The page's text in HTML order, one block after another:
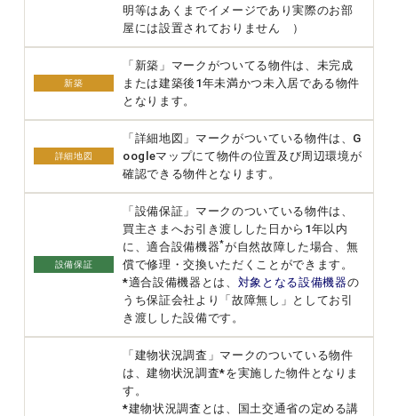
明等はあくまでイメージであり実際のお部
屋には設置されておりません ）
新築
「新築」マークがついてる物件は、未完成
または建築後1年未満かつ未入居である物件
となります。
詳細地図
「詳細地図」マークがついている物件は、G
oogleマップにて物件の位置及び周辺環境が
確認できる物件となります。
設備保証
「設備保証」マークのついている物件は、
買主さまへお引き渡しした日から1年以内
に、適合設備機器*が自然故障した場合、無
償で修理・交換いただくことができます。
*適合設備機器とは、 対象となる設備機器の
うち保証会社より「故障無し」としてお引
き渡しした設備です。
「建物状況調査」マークのついている物件
は、建物状況調査*を実施した物件となりま
す。
*建物状況調査とは、国土交通省の定める講